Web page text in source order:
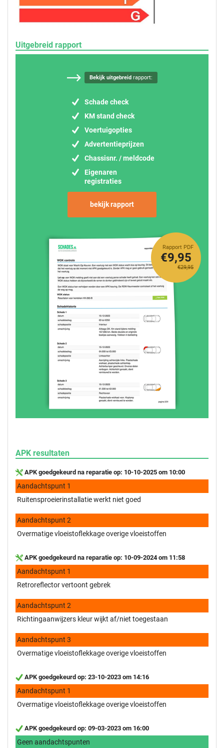
Uitgebreid rapport
Bekijk uitgebreidrapport:
Schade check
KM stand check
Voertuigopties
Advertentieprijzen
Chassisnr. / meldcode
Eigenaren
registraties
bekijk rapport
Rapport PDF
€29,95
€9,95
APK resultaten
APK goedgekeurd na reparatie op: 10-10-2025 om 10:00
Aandachtspunt 1
Ruitensproeierinstallatie werkt niet goed
Aandachtspunt 2
Overmatige vloeistoflekkage overige vloeistoffen
APK goedgekeurd na reparatie op: 10-09-2024 om 11:58
Aandachtspunt 1
Retroreflector vertoont gebrek
Aandachtspunt 2
Richtingaanwijzers kleur wijkt af/niet toegestaan
Aandachtspunt 3
Overmatige vloeistoflekkage overige vloeistoffen
APK goedgekeurd op: 23-10-2023 om 14:16
Aandachtspunt 1
Overmatige vloeistoflekkage overige vloeistoffen
APK goedgekeurd op: 09-03-2023 om 16:00
Geen aandachtspunten